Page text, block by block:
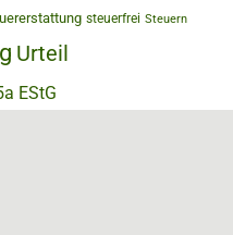
steuerfrei Steuern
Urteil
EStG